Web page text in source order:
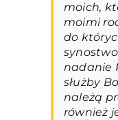
moich,
moimi
do
nadanie
służby
należą
również